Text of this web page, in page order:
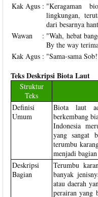
Kak Agus : "Keragaman
lingkungan,
dari besarnya
Wawan
: "Wah, hebat
By the way
Kak Agus : "Sama-sama
Teks Deskripsi Biota Laut
Struktur
Teks
Definisi
Umum
Biota laut
berkembang
Indonesia
yang sangat
terumbu
menjadi
Deskripsi
Bagian
Terumbu
banyak
atau daerah
perairan yang